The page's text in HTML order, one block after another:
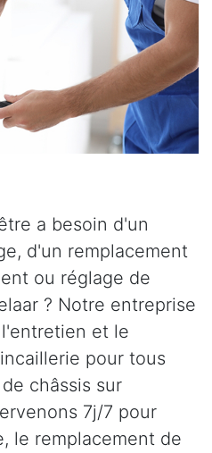
a besoin d'un
d'un remplacement
ou réglage de
? Notre entreprise
et le
pour tous
châssis sur
7j/7 pour
le remplacement de